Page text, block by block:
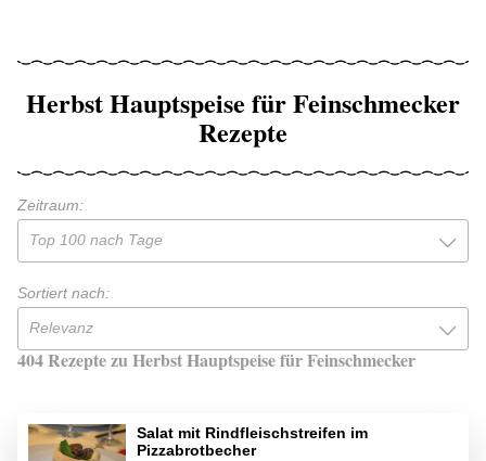
Herbst Hauptspeise für Feinschmecker
Rezepte
Zeitraum:
Top 100 nach Tage
Sortiert nach:
Relevanz
404 Rezepte zu Herbst Hauptspeise für Feinschmecker
Salat mit Rindfleischstreifen im
Pizzabrotbecher